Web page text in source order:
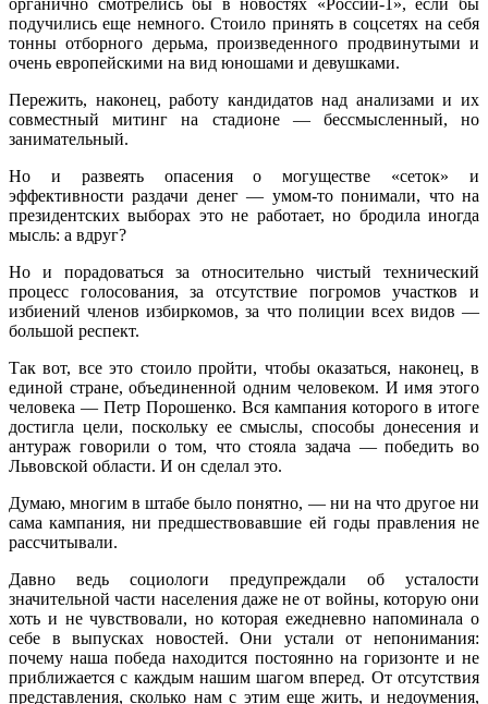
подучились еще немного. Стоило принять в соцсетях на себя
тонны отборного дерьма, произведенного продвинутыми и
очень европейскими на вид юношами и девушками.
Пережить, наконец, работу кандидатов над анализами и их
совместный митинг на стадионе — бессмысленный, но
занимательный.
Но и развеять опасения о могуществе «сеток» и
эффективности раздачи денег — умом-то понимали, что на
президентских выборах это не работает, но бродила иногда
мысль: а вдруг?
Но и порадоваться за относительно чистый технический
процесс голосования, за отсутствие погромов участков и
избиений членов избиркомов, за что полиции всех видов —
большой респект.
Так вот, все это стоило пройти, чтобы оказаться, наконец, в
единой стране, объединенной одним человеком. И имя этого
человека — Петр Порошенко. Вся кампания которого в итоге
достигла цели, поскольку ее смыслы, способы донесения и
антураж говорили о том, что стояла задача — победить во
Львовской области. И он сделал это.
Думаю, многим в штабе было понятно, — ни на что другое ни
сама кампания, ни предшествовавшие ей годы правления не
рассчитывали.
Давно ведь социологи предупреждали об усталости
значительной части населения даже не от войны, которую они
хоть и не чувствовали, но которая ежедневно напоминала о
себе в выпусках новостей. Они устали от непонимания:
почему наша победа находится постоянно на горизонте и не
приближается с каждым нашим шагом вперед. От отсутствия
представления, сколько нам с этим еще жить, и недоумения,